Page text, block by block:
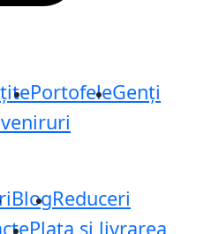
PortofeleGenți
BlogReduceri
Plata și livrarea